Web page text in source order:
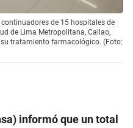
de 15 hospitales de
de Lima Metropolitana, Callao,
tratamiento farmacológico. (Foto:
informó que un total